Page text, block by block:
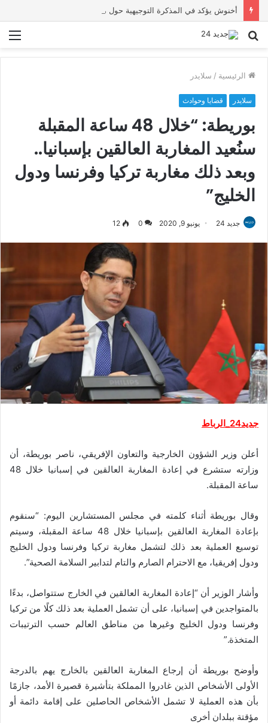
بحث
الرئيسية / سلايدر
سلايدر قضايا وحوادث
بوريطة: “خلال 48 ساعة المقبلة
سنُعيد المغاربة العالقين بإسبانيا..
وبعد ذلك مغاربة تركيا وفرنسا ودول
الخليج”
جديد 24 يونيو 9, 2020 0
12
جديد24_الرباط
أعلن وزير الشؤون الخارجية والتعاون الإفريقي، ناصر بوريطة، أن
وزارته ستشرع في إعادة المغاربة العالقين في إسبانيا خلال 48
ساعة المقبلة.
وقال بوريطة أثناء كلمته في مجلس المستشارين اليوم: “سنقوم
بإعادة المغاربة العالقين بإسبانيا خلال 48 ساعة المقبلة، وسيتم
توسيع العملية بعد ذلك لتشمل مغاربة تركيا وفرنسا ودول الخليج
ودول إفريقيا، مع الاحترام الصارم والتام لتدابير السلامة الصحية”.
وأشار الوزير أن “إعادة المغاربة العالقين في الخارج ستتواصل، بدءًا
بالمتواجدين في إسبانيا، على أن تشمل العملية بعد ذلك كلًا من تركيا
وفرنسا ودول الخليج وغيرها من مناطق العالم حسب الترتيبات
المتخذة.”
وأوضح بوريطة أن إرجاع المغاربة العالقين بالخارج يهم بالدرجة
الأولى الأشخاص الذين غادروا المملكة بتأشيرة قصيرة الأمد، جازمًا
بأن هذه العملية لا تشمل الأشخاص الحاصلين على إقامة دائمة أو
مؤقتة ببلدان أخرى